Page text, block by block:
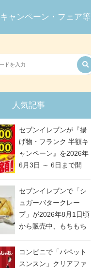
キャンペーン・フェア等
人気記事
セブンイレブンが『揚
げ物・フランク 半額キ
ャンペーン』を2026年
6月3日 ～ 6日まで開
などが「揚げ物スーパ
ーセール」でお得に! 各
日16:00 ～ 20:00の4時
間限定で実施。ななチ
メリカンドッグが税抜
セブンイレブンで「シ
ュガーバタークレー
プ」が2026年8月1日頃
から販売中、もちもち
シュガー＆バターをレ
ンジアップで手軽に楽
コンビニで「パペット
スンスン」クリアファ